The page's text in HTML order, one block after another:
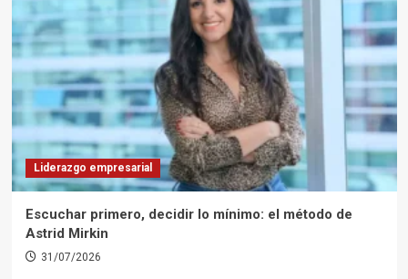
Liderazgo empresarial
Escuchar primero, decidir lo mínimo: el método de
Astrid Mirkin
31/07/2026